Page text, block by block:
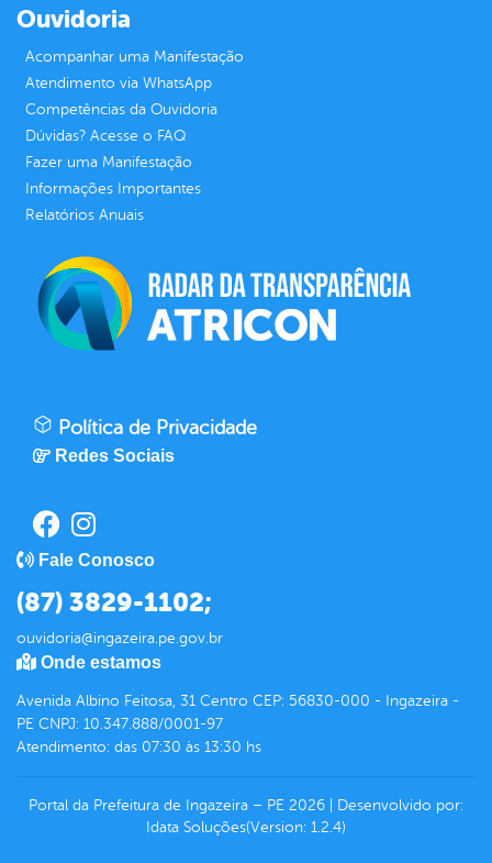
Ouvidoria
Acompanhar uma Manifestação
Atendimento via WhatsApp
Competências da Ouvidoria
Dúvidas? Acesse o FAQ
Fazer uma Manifestação
Informações Importantes
Relatórios Anuais
Política de Privacidade
Redes Sociais
Fale Conosco
(87) 3829-1102;
ouvidoria@ingazeira.pe.gov.br
Onde estamos
Avenida Albino Feitosa, 31 Centro CEP: 56830-000 - Ingazeira -
PE CNPJ: 10.347.888/0001-97
Atendimento: das 07:30 às 13:30 hs
Portal da Prefeitura de Ingazeira – PE 2026
Desenvolvido por:
Idata Soluções(Version: 1.2.4)